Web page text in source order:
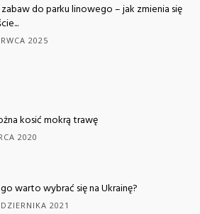
zabaw do parku linowego – jak zmienia się
2025
kosić mokrą trawę
2020
warto wybrać się na Ukrainę?
2021